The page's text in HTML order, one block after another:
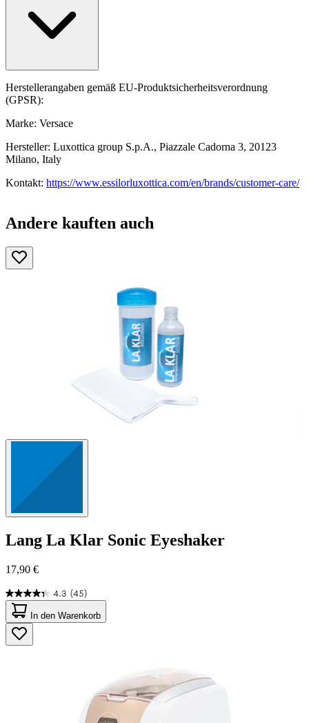
Herstellerangaben gemäß EU-Produktsicherheitsverordnung
(GPSR):
Marke: Versace
Hersteller: Luxottica group S.p.A., Piazzale Cadorna 3, 20123
Milano, Italy
Kontakt: https://www.essilorluxottica.com/en/brands/customer-care/
Andere kauften auch
Lang La Klar Sonic Eyeshaker
17,90 €
4.3 (45)
4.3
von
5
Sternen.
45
In den Warenkorb